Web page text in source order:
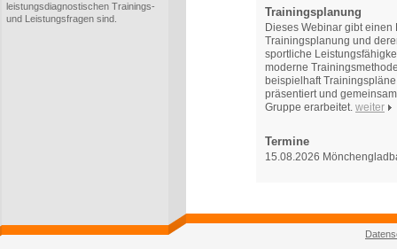
leistungsdiagnostischen Trainings-
und Leistungsfragen sind.
Trainingsplanung
Dieses Webinar gibt
Trainingsplanung und
sportliche
moderne
beispielhaft
präsentiert und
Gruppe erarbeitet. weiter
Termine
15.08.2026